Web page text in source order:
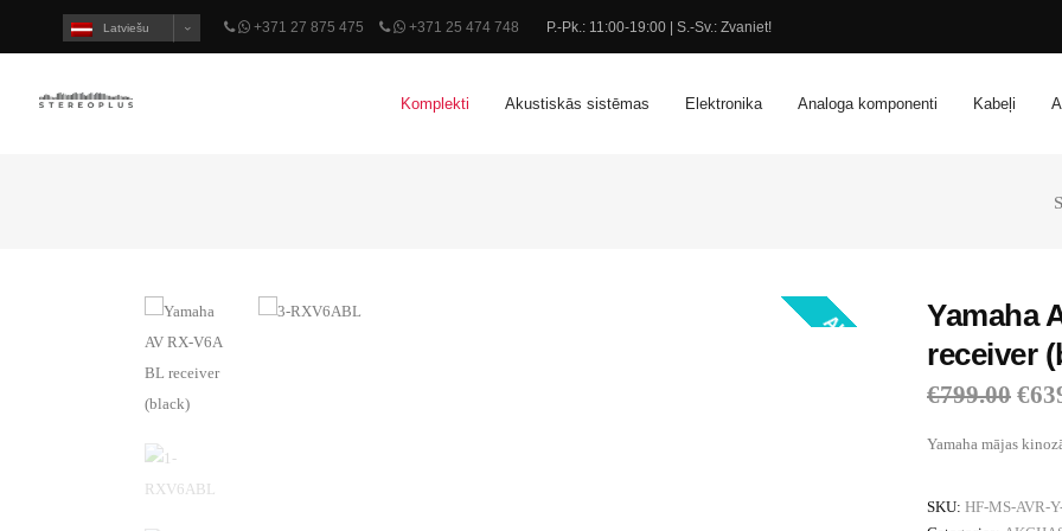
Latviešu +371 27 875 475 +371 25 474 748 P.-Pk.: 11:00-19:00 | S.-Sv.: Zvaniet!
Komplekti Akustiskās sistēmas Elektronika Analoga komponenti Kabeļi
AKCIJA!
Yamaha
receiver
€799.00 €
Yamaha mājas
SKU: HF-MS-AVR-